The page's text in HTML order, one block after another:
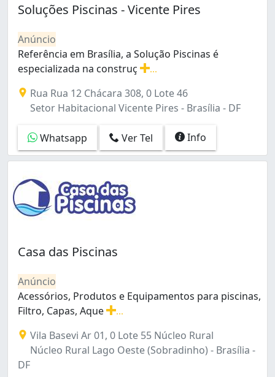
Núcleo Rural Lago Oeste (Sobradinho) (2)
Samambaia (1)
Samambaia Sul (Samambaia) (1)
Sao Sebastião (2)
Setor Habitacional Jardim Botânico (2)
Setor Placa da Mercedes (Núcleo Bandeirante) (1)
Setor de Habitações Individuais Norte (3)
Setor de Habitações Individuais Sul (7)
Sobradinho (2)
São Sebastião (1)
Taguatinga Norte (Taguatinga) (2)
Zona Industrial (1)
Soluções Piscinas - Vicente Pires
Anúncio
Referência em Brasília, a Solução Piscinas é
especializada na construç
Rua Rua 12 Chácara 308, 0 Lote 46
Setor Habitacional Vicente Pires - Brasília - DF
Whatsapp Ver Tel Info
Casa das Piscinas
Anúncio
Acessórios, Produtos e Equipamentos para piscinas,
Filtro, Capas, Aque
Vila Basevi Ar 01, 0 Lote 55 Núcleo Rural
Núcleo Rural Lago Oeste (Sobradinho) - Brasília -
DF